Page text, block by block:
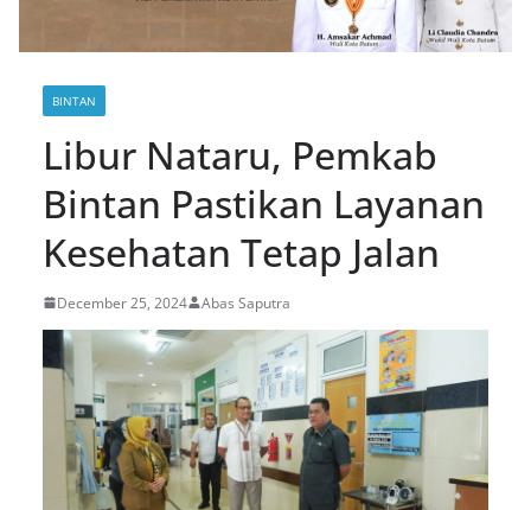
BINTAN
Libur Nataru, Pemkab
Bintan Pastikan Layanan
Kesehatan Tetap Jalan
December 25, 2024 Abas Saputra